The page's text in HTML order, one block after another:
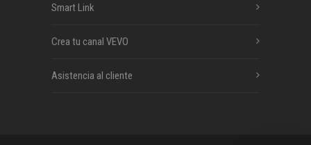
Smart Link
Crea tu canal VEVO
Asistencia al cliente